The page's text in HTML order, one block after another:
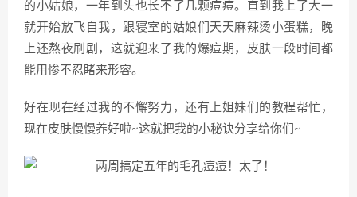
的小姑娘，一年到头也长不了几颗痘痘。直到我上了大一
就开始放飞自我，跟寝室的姑娘们天天麻辣烫小蛋糕，晚
上还熬夜刷剧，这就迎来了我的爆痘期，皮肤一段时间都
能用惨不忍睹来形容。
好在现在经过我的不懈努力，还有上姐妹们的教程帮忙，
现在皮肤慢慢养好啦~这就把我的小秘诀分享给你们~